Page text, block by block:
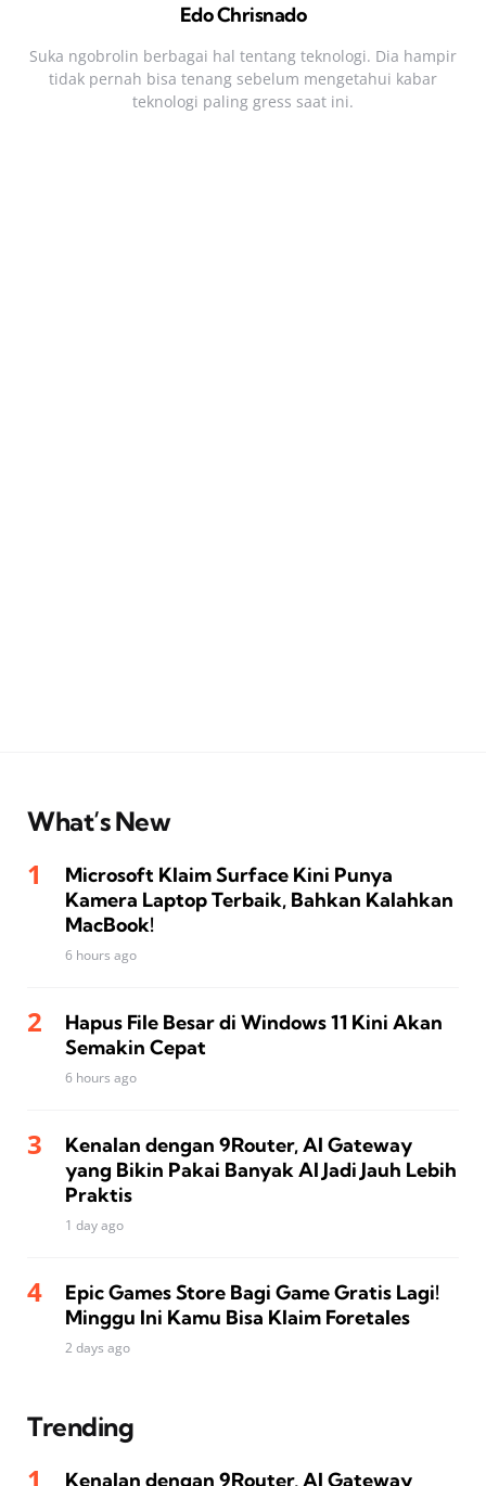
Edo Chrisnado
Suka ngobrolin berbagai hal tentang teknologi. Dia hampir
tidak pernah bisa tenang sebelum mengetahui kabar
teknologi paling gress saat ini.
What’s New
Microsoft Klaim Surface Kini Punya
Kamera Laptop Terbaik, Bahkan Kalahkan
MacBook!
6 hours ago
Hapus File Besar di Windows 11 Kini Akan
Semakin Cepat
6 hours ago
Kenalan dengan 9Router, AI Gateway
yang Bikin Pakai Banyak AI Jadi Jauh Lebih
Praktis
1 day ago
Epic Games Store Bagi Game Gratis Lagi!
Minggu Ini Kamu Bisa Klaim Foretales
2 days ago
Trending
Kenalan dengan 9Router, AI Gateway